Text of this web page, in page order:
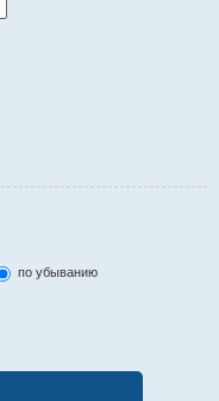
по убыванию